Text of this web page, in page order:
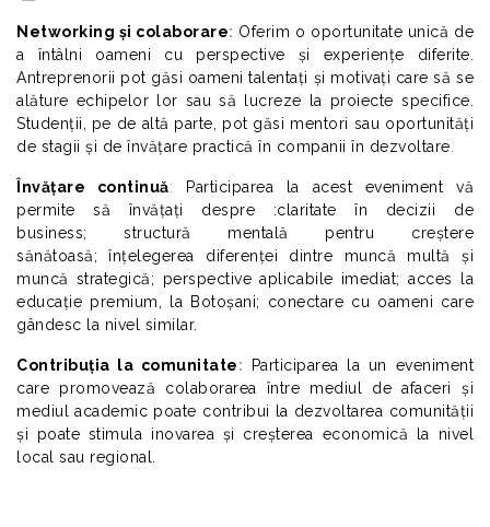
Networking și colaborare: Oferim o oportunitate unică de
a întâlni oameni cu perspective și experiențe diferite.
Antreprenorii pot găsi oameni talentați și motivați care să se
alăture echipelor lor sau să lucreze la proiecte specifice.
Studenții, pe de altă parte, pot găsi mentori sau oportunități
de stagii și de învățare practică în companii în dezvoltare
Învățare continuă:
Participarea la acest eveniment vă
permite să învățați despre :claritate în decizii de
business; structură mentală pentru creștere
sănătoasă; înțelegerea diferenței dintre muncă multă și
muncă strategică; perspective aplicabile imediat; acces la
educație premium, la Botoșani; conectare cu oameni care
gândesc la nivel similar.
Contribuția la comunitate:
Participarea la un eveniment
care promovează colaborarea între mediul de afaceri și
mediul academic poate contribui la dezvoltarea comunității
și poate stimula inovarea și creșterea economică la nivel
local sau regional.